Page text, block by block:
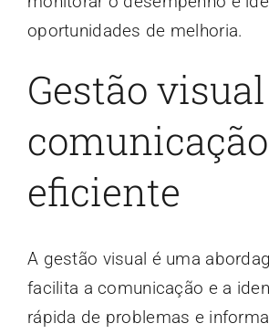
oportunidades de melhoria.
Gestão
comunicação
eficiente
A gestão visual é uma
facilita a comunicação e a
rápida de problemas e